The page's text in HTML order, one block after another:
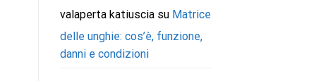
valaperta katiusciasu Matrice
delle unghie: cos’è, funzione,
danni e condizioni